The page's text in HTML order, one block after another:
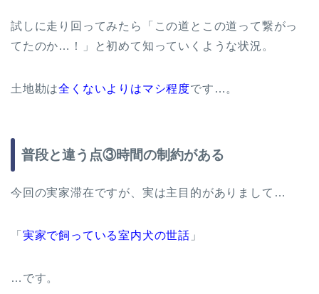
試しに走り回ってみたら「この道とこの道って繋がっ
てたのか…！」と初めて知っていくような状況。
土地勘は全くないよりはマシ程度です…。
普段と違う点③時間の制約がある
今回の実家滞在ですが、実は主目的がありまして…
「 実家で飼っている室内犬の世話 」
…です。